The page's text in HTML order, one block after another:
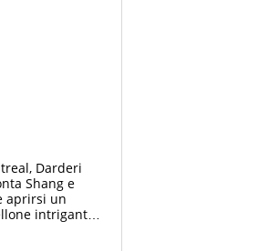
Darderi
Shang e
aprirsi un
intrigante: